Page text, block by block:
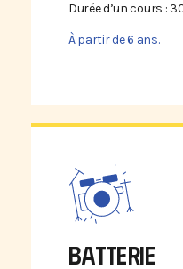
Durée d’un cours :
À partir de 6 ans.
BATTERIE